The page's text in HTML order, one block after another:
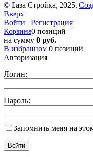
© База Стройка, 2025.
Вверх
Войти
Регистрация
Корзина0 позиций
на сумму 0 руб.
В избранном 0 позиций
Авторизация
Логин:
Пароль:
Запомнить меня на